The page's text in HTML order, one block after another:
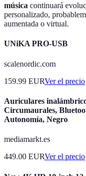
música continuará
personalizado,
aumentada o virtual.
UNiKA PRO-USB
scalenordic.com
159.99 EURVer el precio
Auriculares
Circumaurales,
Autonomía, Negro
mediamarkt.es
449.00 EURVer el precio